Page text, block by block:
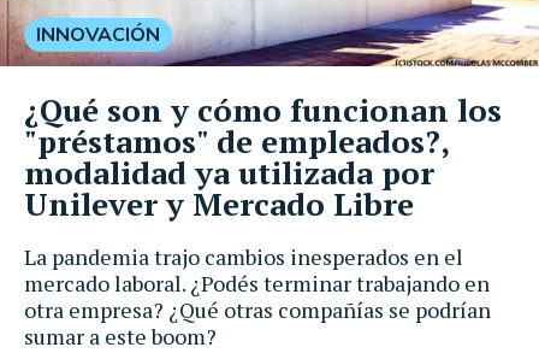
La pandemia trajo cambios inesperados en el
mercado laboral. ¿Podés terminar trabajando en
otra empresa? ¿Qué otras compañías se podrían
sumar a este boom?
INNOVACIÓN
¿Qué son y cómo funcionan los
"préstamos" de empleados?,
modalidad ya utilizada por
Unilever y Mercado Libre